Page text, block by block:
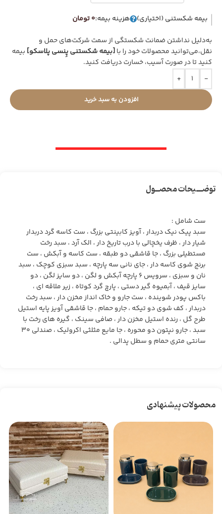
به‌دلیل نداشتن ضمانت شکستگی از سمت شرکت‌های حمل و
نقل،می‌توانید محصولات خود را با[بیمه شکستنی پِنسی پلاسکو] بیمه
کنید تا در صورت آسیب، خسارت دریافت کنید.
بیمه شکستنی (اختیاری) هزینه بیمه:0 تومان
-
+
افزودن به سبد خرید
توضـــیحات محصــول
ست شامل :
سبد پیک نیک دربدار ، آویز کابینتی بزرگ ، ست کاسه گرد دربدار
شیار دار ، ظرف یخچالی با درب تاریخ دار ، الک آرد ، سبد رخت
مستطیلی بزرگ ، جا قاشقی دو طبقه ، ست کاسه و آبکش ، ست
برنج شوی کاسه دار ، جای نانی سه پارچه ، سبد سبزی کوچک ، سبد
نان و سبزی ، سرویس ۶ پارچه آبکش و لگن ، دو سایز لگن ، دو
سایز قیف ، آبمیوه گیر دستی ، پارچ گرد کوتاه ، زیر ملاقه ای ،
باکس پودر شوینده ، ست جارو و خاک انداز مخزن دار ، سبد رخت
دربدار ، کف شوی دو تیکه ، جارو حمام ، جا قاشقی آویز پایه استیل
طرح گل ، رنده استیل مخزن دار ، صافی سینک ، گیره های رخت با
سبد ، جارو نپتون دو محوره ، جا مایع مثلثی اکرولیک ، صندلی ۳۰
سانتی متری حمام و سطل پدالی .
محصولات پیشنهادی